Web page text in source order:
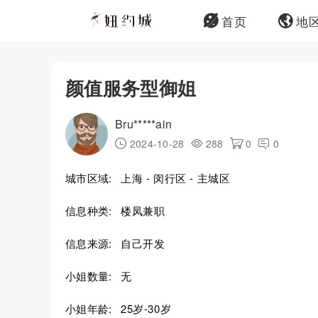
首页 地
颜值服务型御姐
Bru*****ain
2024-10-28 288 0 0
城市区域: 上海 - 闵行区 - 主城区
信息种类: 楼凤兼职
信息来源: 自己开发
小姐数量: 无
小姐年龄: 25岁-30岁